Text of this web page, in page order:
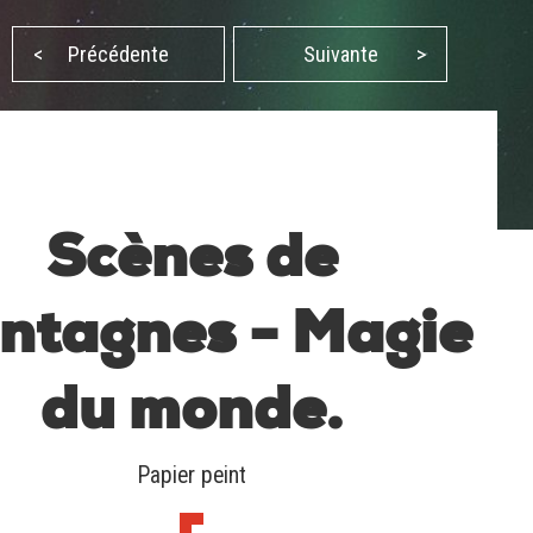
< Précédente Suivante >
Scènes de
- Magie
du monde.
Papier peint